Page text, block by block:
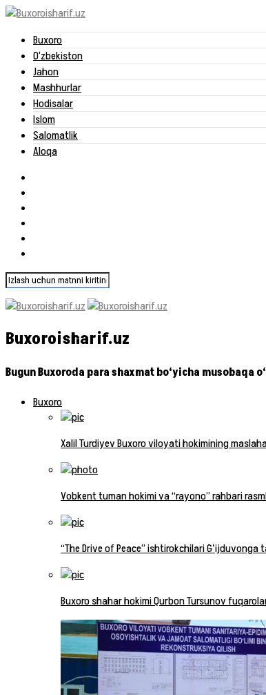
Buxoro
O‘zbekiston
Jahon
Mashhurlar
Hodisalar
Islom
Salomatlik
Aloqa
Buxoroisharif.uz
Bugun Buxoroda para shaxmat bo‘yicha musobaqa
Buxoro
Xalil Turdiyev Buxoro viloyati hokimining
Vobkent tuman hokimi va “rayono” rahbari
“The Drive of Peace” ishtirokchilari
Buxoro shahar hokimi Qurbon Tursunov